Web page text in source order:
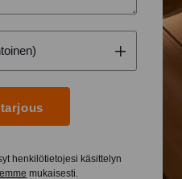
henkilötietojesi käsittelyn
mukaisesti.